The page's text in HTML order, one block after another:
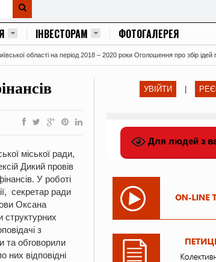
ІНВЕСТОРАМ ФОТОГАЛЕРЕЯ
області на період 2018 – 2020 роки Оголошення про збір ідей
міської ради,
Дикий провів
У роботі
секретар ради
Оксана
структурних
з
та обговорили
них відповідні
УВІЙТИ
Для людей з